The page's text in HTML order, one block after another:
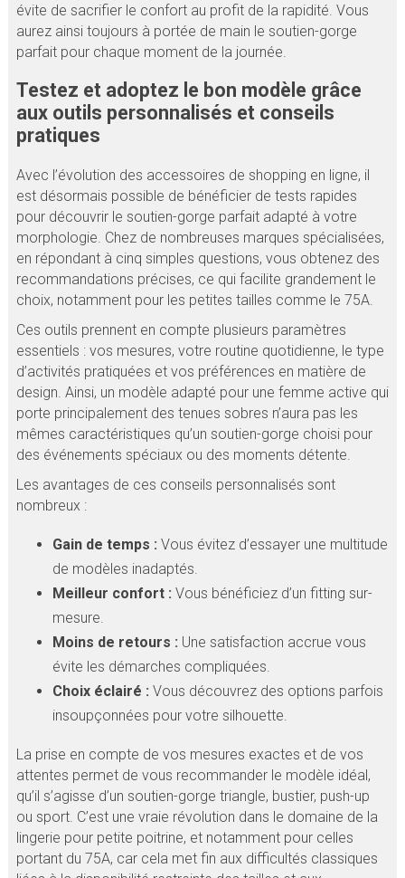
évite de sacrifier le confort au profit de la rapidité. Vous
aurez ainsi toujours à portée de main le soutien-gorge
parfait pour chaque moment de la journée.
Testez et adoptez le bon modèle grâce
aux outils personnalisés et conseils
pratiques
Avec l’évolution des accessoires de shopping en ligne, il
est désormais possible de bénéficier de tests rapides
pour découvrir le soutien-gorge parfait adapté à votre
morphologie. Chez de nombreuses marques spécialisées,
en répondant à cinq simples questions, vous obtenez des
recommandations précises, ce qui facilite grandement le
choix, notamment pour les petites tailles comme le 75A.
Ces outils prennent en compte plusieurs paramètres
essentiels : vos mesures, votre routine quotidienne, le type
d’activités pratiquées et vos préférences en matière de
design. Ainsi, un modèle adapté pour une femme active qui
porte principalement des tenues sobres n’aura pas les
mêmes caractéristiques qu’un soutien-gorge choisi pour
des événements spéciaux ou des moments détente.
Les avantages de ces conseils personnalisés sont
nombreux :
Gain de temps : Vous évitez d’essayer une multitude
de modèles inadaptés.
Meilleur confort : Vous bénéficiez d’un fitting sur-
mesure.
Moins de retours : Une satisfaction accrue vous
évite les démarches compliquées.
Choix éclairé : Vous découvrez des options parfois
insoupçonnées pour votre silhouette.
La prise en compte de vos mesures exactes et de vos
attentes permet de vous recommander le modèle idéal,
qu’il s’agisse d’un soutien-gorge triangle, bustier, push-up
ou sport. C’est une vraie révolution dans le domaine de la
lingerie pour petite poitrine, et notamment pour celles
portant du 75A, car cela met fin aux difficultés classiques